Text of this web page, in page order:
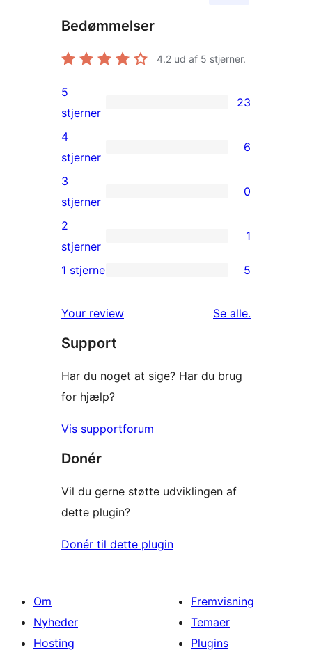
Bedømmelser
4.2 ud af 5 stjerner.
23
5-
stjernet
anmeldelser
5
stjerner
23
6
4-
stjernet
anmeldelser
4
stjerner
6
0
3-
stjernet
anmeldelser
3
stjerner
0
1
2-
anmeldelse
2
stjerner
1
stjernet
anmeldelser
1 stjerne 5
Your review Se alleanmeldelser
.
Support
Har du noget at sige? Har du brug
for hjælp?
Vis supportforum
Donér
Vil du gerne støtte udviklingen af
dette plugin?
Donér til dette plugin
Om
Nyheder
Hosting
Fremvisning
Temaer
Plugins